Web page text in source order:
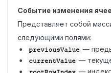
Событие изменения
Представляет собой
следующими полями:
previousValue —
currentValue —
—